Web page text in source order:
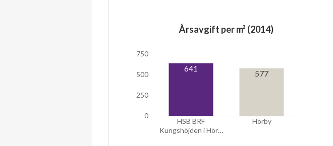
Årsavgift per m² (2014)
HSB BRF
Kungshöjden i Hör…
Hörby
0
250
500
750
641
577